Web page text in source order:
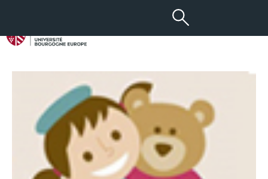
29 FÉV 2016
L’hôpital des nounours 2016